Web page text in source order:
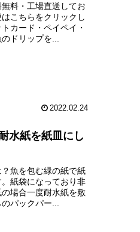
料・工場直送してお
こちらをクリックし
カード・ペイペイ・
ドリップを...
2022.02.24
水紙を紙皿にし
魚を包む緑の紙で紙
紙袋になっており非
場合一度耐水紙を敷
パックパー...